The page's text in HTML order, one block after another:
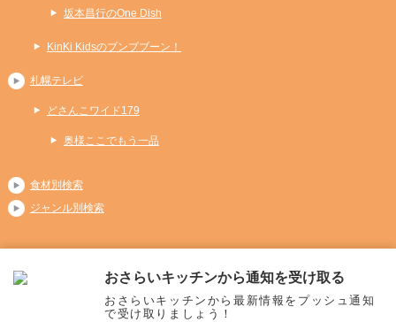
坂本昌行のOne Dish
KinKi Kidsのブンブブーン！
札幌テレビ
どさんこワイド179
奥様ここでもう一品
食材別検索
ジャンル別検索
Copyright (C) 2026 おさらいキッチン
All Rights Reserved.
おさらいキッチンから通知を受け取る
おさらいキッチンから最新情報をプッシュ通知
で受け取りましょう！